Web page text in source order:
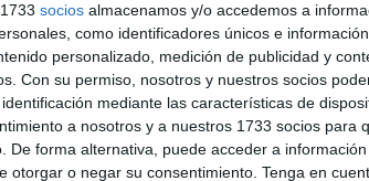
socios almacenamos y/o accedemos a
como identificadores únicos e
personalizado, medición de publicidad y
Con su permiso, nosotros y nuestros socios
mediante las características de
a nosotros y a nuestros 1733 socios para
De forma alternativa, puede acceder a
otorgar o negar su consentimiento. Tenga en
insistir a las familias en la
de sospechar que podrían haber
del virus.